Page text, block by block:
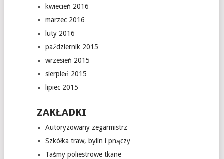
kwiecień 2016
marzec 2016
luty 2016
październik 2015
wrzesień 2015
sierpień 2015
lipiec 2015
ZAKŁADKI
Autoryzowany zegarmistrz
Szkółka traw, bylin i pnączy
Taśmy poliestrowe tkane